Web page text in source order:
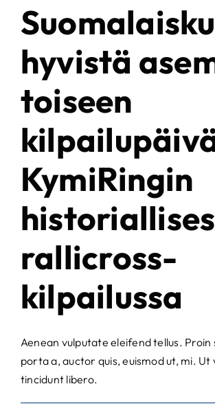
hyvistä
toiseen
KymiRingin
rallicross-
kilpailussa
Aenean vulputate eleifend tellus. Proin
porta a, auctor quis, euismod ut, mi. Ut
tincidunt libero.